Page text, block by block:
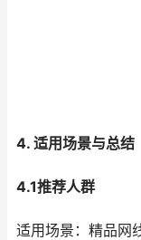
4. 适用场景与总结
4.1推荐人群
适用场景：精品网